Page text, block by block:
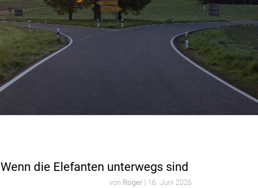
Wenn die Elefanten unterwegs sind
von Roger| 16. Juni 2026